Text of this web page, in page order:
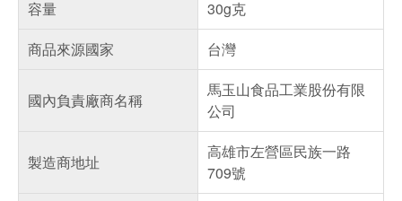
容量
30g克
商品來源國家
台灣
國內負責廠商名稱
馬玉山食品工業股份有限
公司
製造商地址
高雄市左營區民族一路
709號